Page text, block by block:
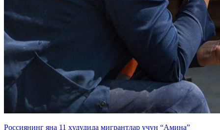
Россиянинг яна 11 ҳудудида мигрантлар учун “Амина”